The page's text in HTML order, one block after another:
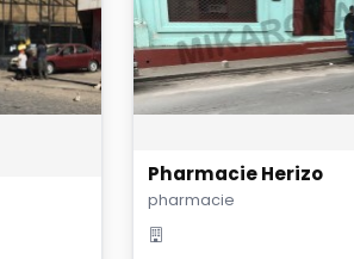
Pharmacie Herizo
pharmacie